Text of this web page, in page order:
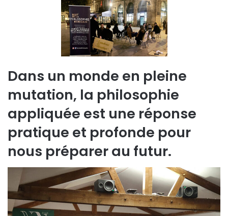
Dans un monde en pleine
mutation, la philosophie
appliquée est une réponse
pratique et profonde pour
nous préparer au futur.